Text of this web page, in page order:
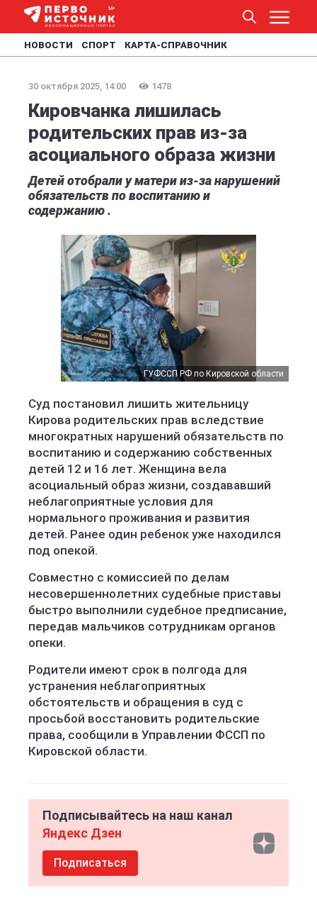
НОВОСТИ СПОРТ КАРТА-СПРАВОЧНИК
30 октября 2025, 14:00 1478
Кировчанка лишилась
родительских прав из-за
асоциального образа жизни
Детей отобрали у матери из-за нарушений
обязательств по воспитанию и
содержанию .
ГУФССП РФ по Кировской области
Суд постановил лишить жительницу
Кирова родительских прав вследствие
многократных нарушений обязательств по
воспитанию и содержанию собственных
детей 12 и 16 лет. Женщина вела
асоциальный образ жизни, создававший
неблагоприятные условия для
нормального проживания и развития
детей. Ранее один ребенок уже находился
под опекой.
Совместно с комиссией по делам
несовершеннолетних судебные приставы
быстро выполнили судебное предписание,
передав мальчиков сотрудникам органов
опеки.
Родители имеют срок в полгода для
устранения неблагоприятных
обстоятельств и обращения в суд с
просьбой восстановить родительские
права, сообщили в Управлении ФССП по
Кировской области.
Подписывайтесь на наш канал
Яндекс Дзен
Подписаться